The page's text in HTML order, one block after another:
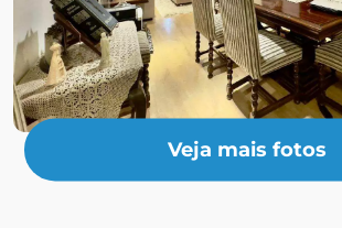
Veja mais fotos